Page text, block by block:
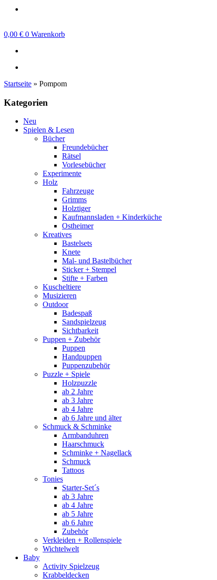
0,00 € 0 Warenkorb
Startseite » Pompom
Kategorien
Neu
Spielen & Lesen
Bücher
Freundebücher
Rätsel
Vorlesebücher
Experimente
Holz
Fahrzeuge
Grimms
Holztiger
Kaufmannsladen + Kinderküche
Ostheimer
Kreatives
Bastelsets
Knete
Mal- und Bastelbücher
Sticker + Stempel
Stifte + Farben
Kuscheltiere
Musizieren
Outdoor
Badespaß
Sandspielzeug
Sichtbarkeit
Puppen + Zubehör
Puppen
Handpuppen
Puppenzubehör
Puzzle + Spiele
Holzpuzzle
ab 2 Jahre
ab 3 Jahre
ab 4 Jahre
ab 6 Jahre und älter
Schmuck & Schminke
Armbanduhren
Haarschmuck
Schminke + Nagellack
Schmuck
Tattoos
Tonies
Starter-Set´s
ab 3 Jahre
ab 4 Jahre
ab 5 Jahre
ab 6 Jahre
Zubehör
Verkleiden + Rollenspiele
Wichtelwelt
Baby
Activity Spielzeug
Krabbeldecken